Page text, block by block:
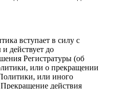
вступает в силу с
действует до
Регистратуры (об
или о прекращении
или иного
действия